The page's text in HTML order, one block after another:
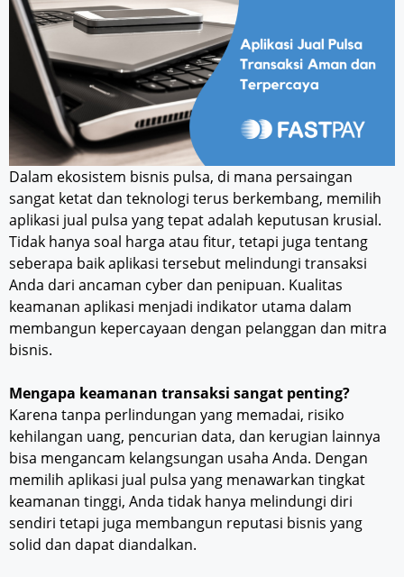
Dalam ekosistem bisnis pulsa, di mana persaingan
sangat ketat dan teknologi terus berkembang, memilih
aplikasi jual pulsa yang tepat adalah keputusan krusial.
Tidak hanya soal harga atau fitur, tetapi juga tentang
seberapa baik aplikasi tersebut melindungi transaksi
Anda dari ancaman cyber dan penipuan. Kualitas
keamanan aplikasi menjadi indikator utama dalam
membangun kepercayaan dengan pelanggan dan mitra
bisnis.
Mengapa keamanan transaksi sangat penting?
Karena tanpa perlindungan yang memadai, risiko
kehilangan uang, pencurian data, dan kerugian lainnya
bisa mengancam kelangsungan usaha Anda. Dengan
memilih aplikasi jual pulsa yang menawarkan tingkat
keamanan tinggi, Anda tidak hanya melindungi diri
sendiri tetapi juga membangun reputasi bisnis yang
solid dan dapat diandalkan.